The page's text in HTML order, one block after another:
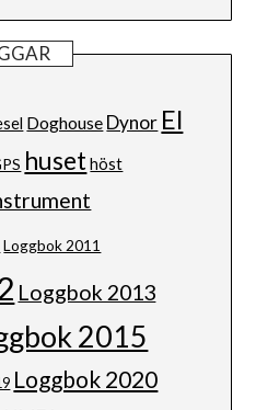
Doghouse Dynor El
huset höst
Loggbok 2011
Loggbok 2013
2015
Loggbok 2020